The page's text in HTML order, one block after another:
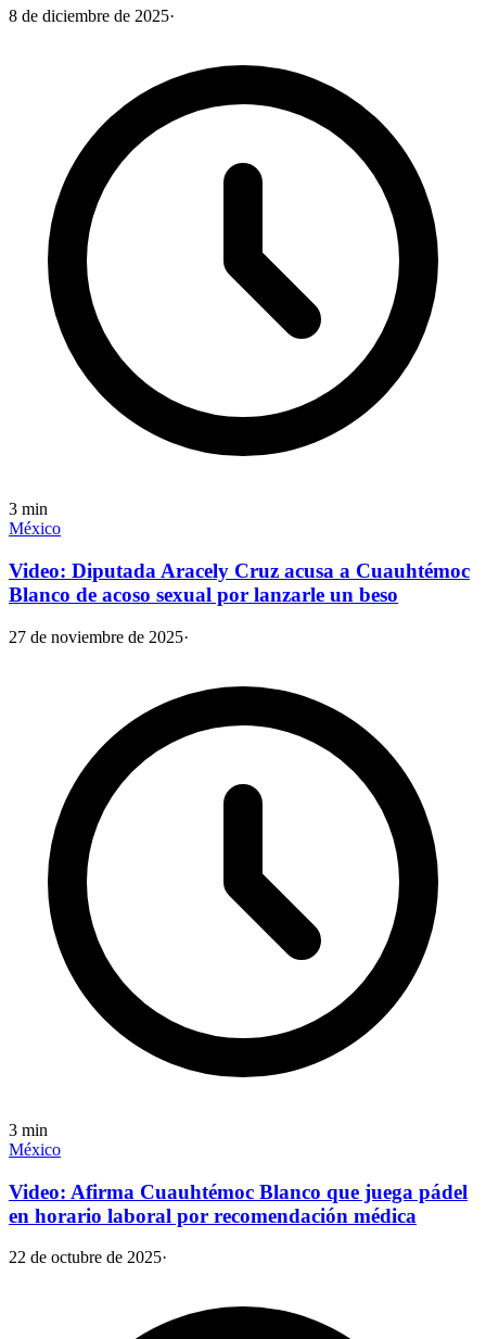
8 de diciembre de 2025·
3 min
México
Video: Diputada Aracely Cruz acusa a Cuauhtémoc
Blanco de acoso sexual por lanzarle un beso
27 de noviembre de 2025·
3 min
México
Video: Afirma Cuauhtémoc Blanco que juega pádel
en horario laboral por recomendación médica
22 de octubre de 2025·